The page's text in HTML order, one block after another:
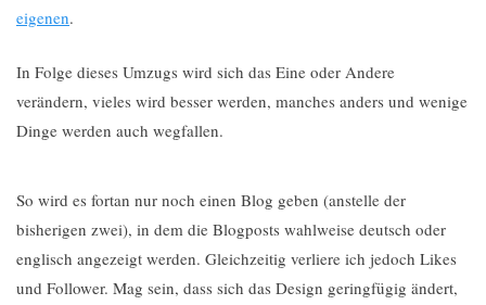
eigenen.
In Folge dieses Umzugs wird sich das Eine oder Andere
verändern, vieles wird besser werden, manches anders und wenige
Dinge werden auch wegfallen.
So wird es fortan nur noch einen Blog geben (anstelle der
bisherigen zwei), in dem die Blogposts wahlweise deutsch oder
englisch angezeigt werden. Gleichzeitig verliere ich jedoch Likes
und Follower. Mag sein, dass sich das Design geringfügig ändert,